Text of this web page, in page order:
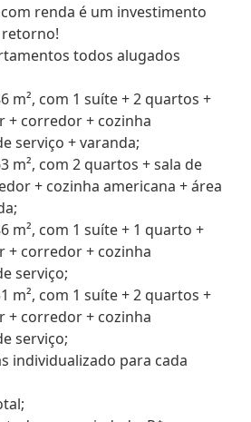
renda é um investimento
todos alugados
m², com 1 suíte + 2 quartos +
+ corredor + cozinha
serviço + varanda;
m², com 2 quartos + sala de
+ cozinha americana + área
m², com 1 suíte + 1 quarto +
+ corredor + cozinha
serviço;
m², com 1 suíte + 2 quartos +
+ corredor + cozinha
serviço;
individualizado para cada